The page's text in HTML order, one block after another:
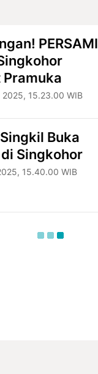
PERSAMI
2025, 15.23.00 WIB
Buka
di Singkohor
15.40.00 WIB